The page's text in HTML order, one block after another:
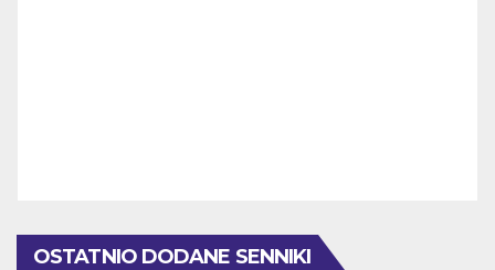
OSTATNIO DODANE SENNIKI